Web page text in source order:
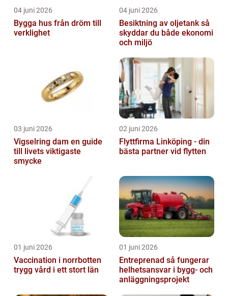
04 juni 2026
Bygga hus från dröm till
verklighet
04 juni 2026
Besiktning av oljetank så
skyddar du både ekonomi
och miljö
03 juni 2026
Vigselring dam en guide
till livets viktigaste
smycke
02 juni 2026
Flyttfirma Linköping - din
bästa partner vid flytten
01 juni 2026
Vaccination i norrbotten
trygg vård i ett stort län
01 juni 2026
Entreprenad så fungerar
helhetsansvar i bygg- och
anläggningsprojekt